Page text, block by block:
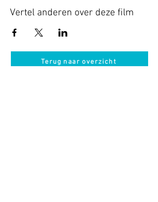
Vertel anderen over deze film
Terug naar overzicht